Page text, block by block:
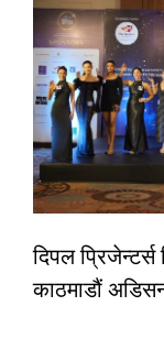
दिपल
काठमाडौं